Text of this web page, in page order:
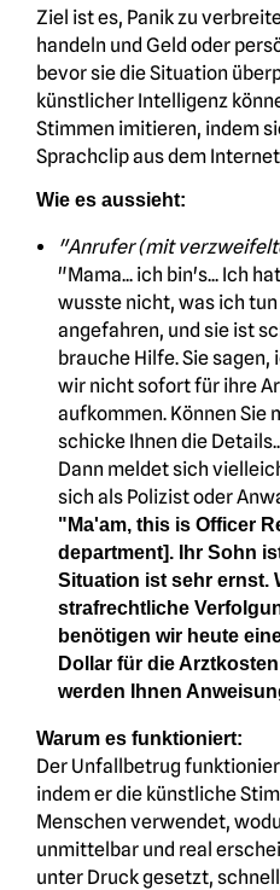
Ziel ist es, Panik zu
handeln und Geld oder
bevor sie die Situation
künstlicher Intelligenz
Stimmen imitieren, indem
Sprachclip aus dem
Wie es aussieht:
"Anrufer (mit
"Mama... ich bin's... Ich
wusste nicht, was ich tun
angefahren, und sie ist
brauche Hilfe. Sie
wir nicht sofort für ihre
aufkommen. Können Sie
schicke Ihnen die
Dann meldet sich
sich als Polizist oder
"Ma'am, this is Officer
department]. Ihr Sohn
Situation ist sehr ernst.
strafrechtliche
benötigen wir heute
Dollar für die
werden Ihnen
Warum es funktioniert:
Der Unfallbetrug
indem er die künstliche
Menschen verwendet,
unmittelbar und real
unter Druck gesetzt,